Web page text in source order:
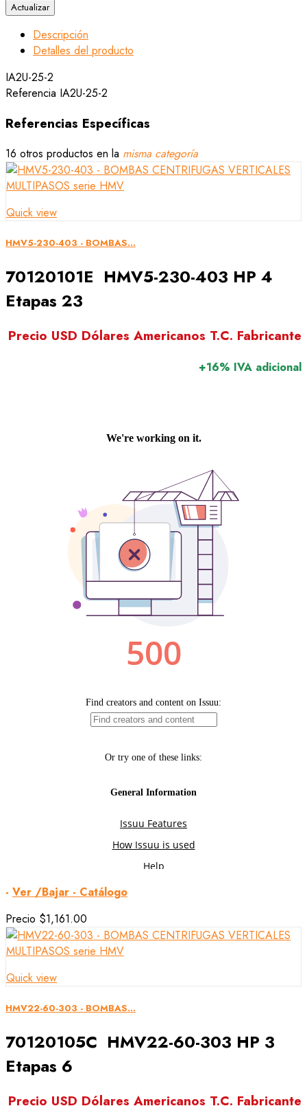
Descripción
Detalles del producto
IA2U-25-2
Referencia IA2U-25-2
Referencias Específicas
16 otros productos en la misma categoría
Quick view
HMV5-230-403 - BOMBAS...
70120101E HMV5-230-403 HP 4
Etapas 23
Precio USD Dólares Americanos T.C. Fabricante
+16% IVA adicional
- Ver /Bajar - Catálogo
Precio $1,161.00
Quick view
HMV22-60-303 - BOMBAS...
70120105C HMV22-60-303 HP 3
Etapas 6
Precio USD Dólares Americanos T.C. Fabricante